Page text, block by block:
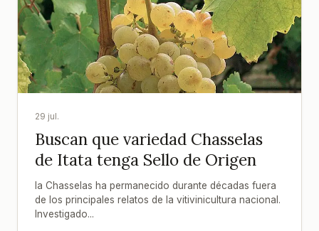
29 jul.
Buscan que variedad Chasselas
de Itata tenga Sello de Origen
la Chasselas ha permanecido durante décadas fuera
de los principales relatos de la vitivinicultura nacional.
Investigado...